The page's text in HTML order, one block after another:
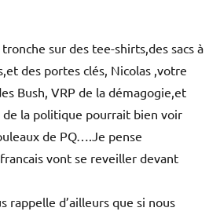
sur des tee-shirts,des sacs à
des portes clés, Nicolas ,votre
Bush, VRP de la démagogie,et
la politique pourrait bien voir
de PQ….Je pense
vont se reveiller devant
rappelle d’ailleurs que si nous